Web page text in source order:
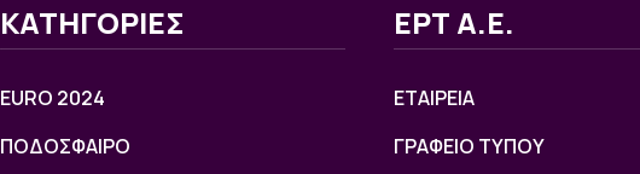
ΚΑΤΗΓΟΡΙΕΣ
EURO 2024
ΠΟΔΟΣΦΑΙΡΟ
ΕΡΤ Α.Ε.
ΕΤΑΙΡΕΙΑ
ΓΡΑΦΕΙΟ ΤΥΠΟΥ